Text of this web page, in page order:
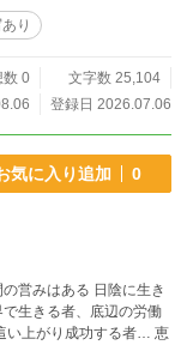
り
数 0
文字数 25,104
登録日 2026.07.06
気に入り追加 0
営みはある 日陰に生き
生きる者、底辺の労働
い上がり成功する者… 恵